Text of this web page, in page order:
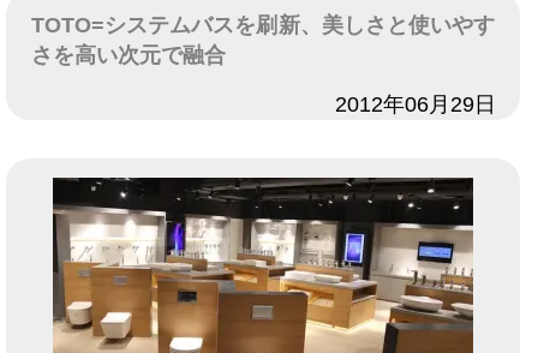
TOTO=システムバスを刷新、美しさと使いやす
さを高い次元で融合
2012年06月29日